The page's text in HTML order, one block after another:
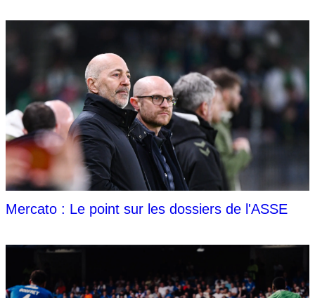
Mercato : Le point sur les dossiers de l'ASSE